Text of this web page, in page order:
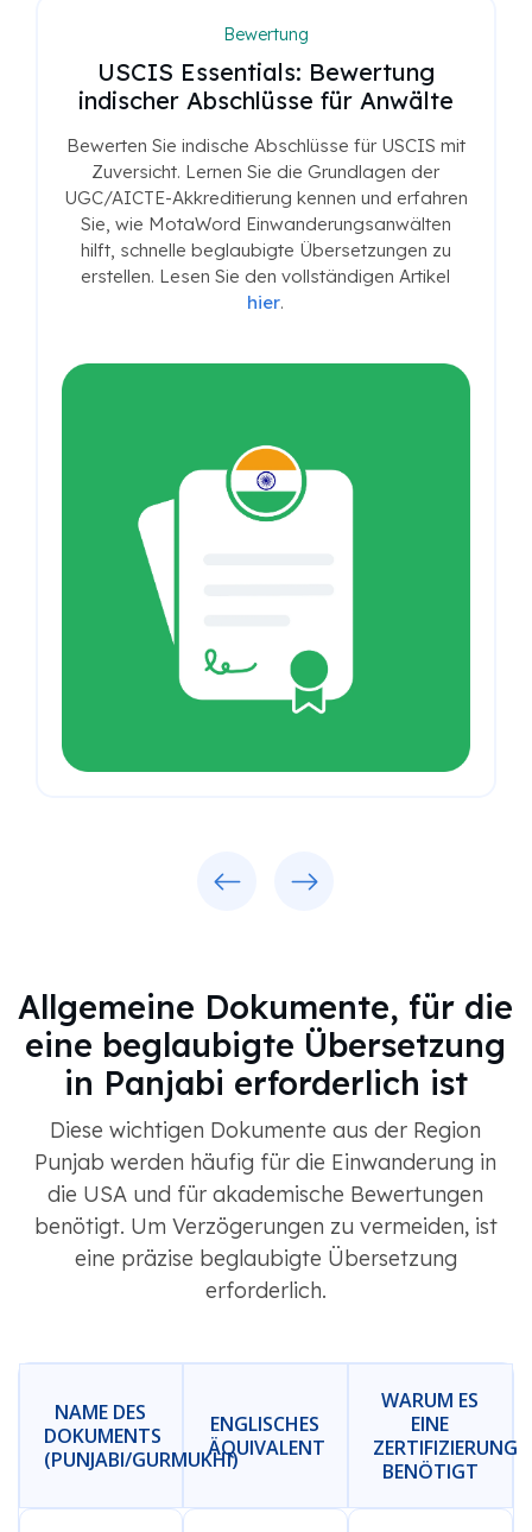
Bewertung
USCIS Essentials: Bewertung
indischer Abschlüsse für Anwälte
Bewerten Sie indische Abschlüsse für USCIS mit
Zuversicht. Lernen Sie die Grundlagen der
UGC/AICTE-Akkreditierung kennen und erfahren
Sie, wie MotaWord Einwanderungsanwälten
hilft, schnelle beglaubigte Übersetzungen zu
erstellen. Lesen Sie den vollständigen Artikel
hier.
Allgemeine Dokumente, für die
eine beglaubigte Übersetzung
in Panjabi erforderlich ist
Diese wichtigen Dokumente aus der Region
Punjab werden häufig für die Einwanderung in
die USA und für akademische Bewertungen
benötigt. Um Verzögerungen zu vermeiden, ist
eine präzise beglaubigte Übersetzung
erforderlich.
NAME DES
DOKUMENTS
(PUNJABI/GURMUKHI)
ENGLISCHES
ÄQUIVALENT
WARUM ES
EINE
ZERTIFIZIERUNG
BENÖTIGT